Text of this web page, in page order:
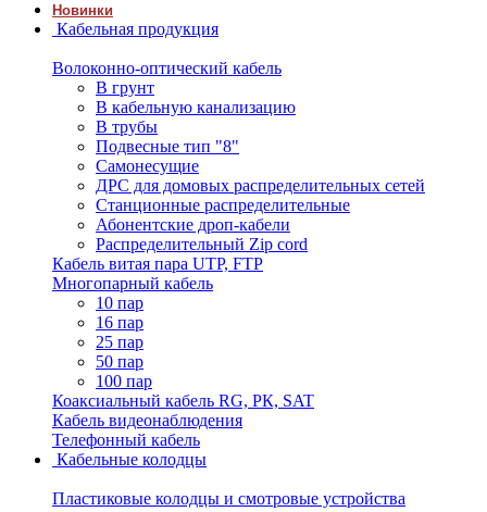
Новинки
Кабельная продукция
Волоконно-оптический кабель
В грунт
В кабельную канализацию
В трубы
Подвесные тип "8"
Самонесущие
ДРС для домовых распределительных сетей
Станционные распределительные
Абонентские дроп-кабели
Распределительный Zip cord
Кабель витая пара UTP, FTP
Многопарный кабель
10 пар
16 пар
25 пар
50 пар
100 пар
Коаксиальный кабель RG, РК, SAT
Кабель видеонаблюдения
Телефонный кабель
Кабельные колодцы
Пластиковые колодцы и смотровые устройства